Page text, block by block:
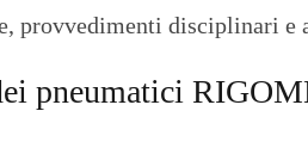
provvedimenti disciplinari e
pneumatici